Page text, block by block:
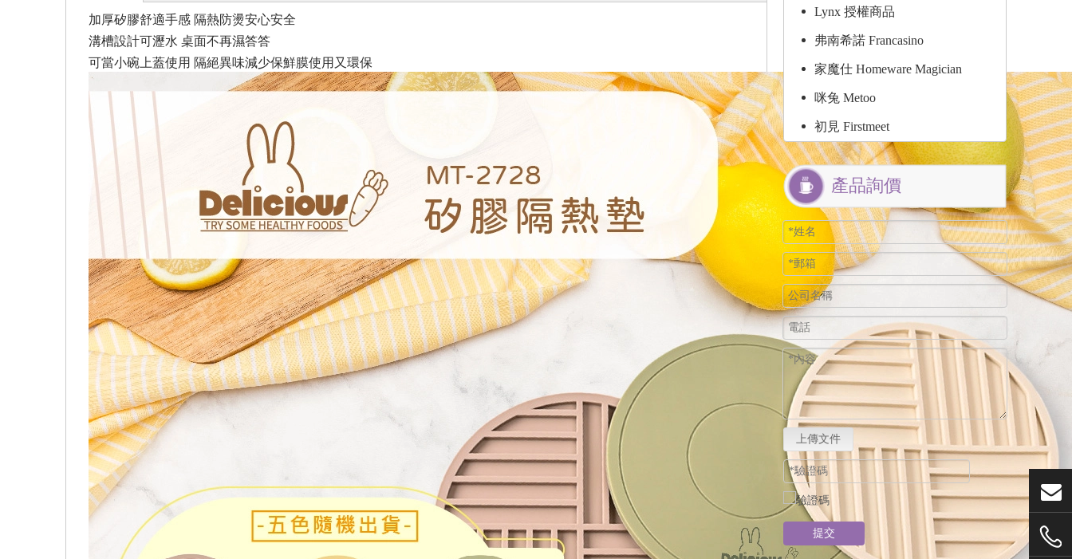
加厚矽膠舒適手感 隔熱防燙安心安全
溝槽設計可瀝水 桌面不再濕答答
可當小碗上蓋使用 隔絕異味減少保鮮膜使用又環保
Lynx 授權商品
弗南希諾 Francasino
家魔仕 Homeware Magician
咪兔 Metoo
初見 Firstmeet
產品詢價
上傳文件
提交